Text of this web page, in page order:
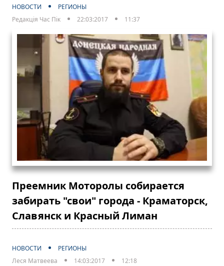
НОВОСТИ
РЕГИОНЫ
Редакція Час Пік
22:03:2017 11:37
Преемник Моторолы собирается
забирать "свои" города - Краматорск,
Славянск и Красный Лиман
НОВОСТИ
РЕГИОНЫ
Леся Матвеева
14:03:2017 12:18